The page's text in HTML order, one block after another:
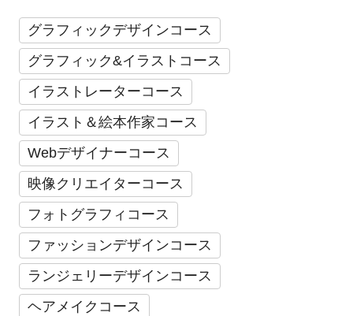
グラフィックデザインコース
グラフィック&イラストコース
イラストレーターコース
イラスト＆絵本作家コース
Webデザイナーコース
映像クリエイターコース
フォトグラフィコース
ファッションデザインコース
ランジェリーデザインコース
ヘアメイクコース